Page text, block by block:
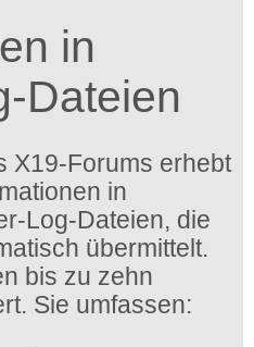
in
Dateien
X19-Forums erhebt
in
Log-Dateien, die
übermittelt.
bis zu zehn
Sie umfassen: